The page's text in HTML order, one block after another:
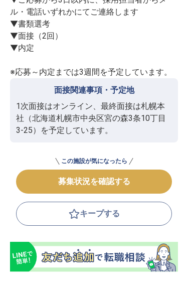
ル・電話いずれかにてご連絡します
▼書類選考
▼面接（2回）
▼内定
面接関連事項・予定地
1次面接はオンライン、最終面接は札幌本
社（北海道札幌市中央区宮の森3条10丁目
3-25）を予定しています。
この施設が気になったら
募集状況を確認する
キープする